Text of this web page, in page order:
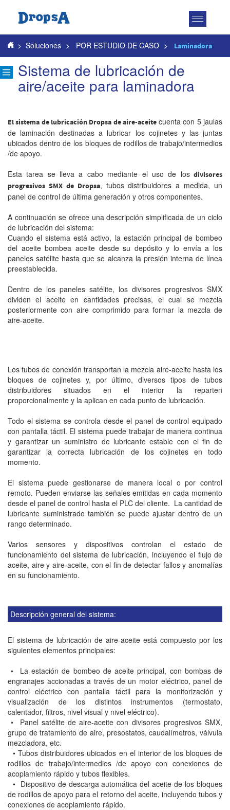
Toggle
> Soluciones > POR ESTUDIO DE CASO > Laminadora
Sistema de lubricación de
aire/aceite para laminadora
El sistema de lubricación Dropsa de aire-aceitecuenta con 5 jaulas
de laminación destinadas a lubricar los cojinetes y las juntas
ubicados dentro de los bloques de rodillos de trabajo/intermedios
/de apoyo.
Esta tarea se lleva a cabo mediante el uso de losdivisores
progresivos SMX de Dropsa, tubos distribuidores a medida, un
panel de control de última generación y otros componentes.
A continuación se ofrece una descripción simplificada de un ciclo
de lubricación del sistema:
Cuando el sistema está activo, la estación principal de bombeo
del aceite bombea aceite desde su depósito y lo envía a los
paneles satélite hasta que se alcanza la presión interna de línea
preestablecida.
Dentro de los paneles satélite, los divisores progresivos SMX
dividen el aceite en cantidades precisas, el cual se mezcla
posteriormente con aire comprimido para formar la mezcla de
aire-aceite.
Los tubos de conexión transportan la mezcla aire-aceite hasta los
bloques de cojinetes y, por último, diversos tipos de tubos
distribuidores situados en el interior la reparten
proporcionalmente y la aplican en cada punto de lubricación.
Todo el sistema se controla desde el panel de control equipado
con pantalla táctil. El sistema puede trabajar de manera continua
y garantizar un suministro de lubricante estable con el fin de
garantizar la correcta lubricación de los cojinetes en todo
momento.
El sistema puede gestionarse de manera local o por control
remoto. Pueden enviarse las señales emitidas en cada momento
desde el panel de control hasta el PLC del cliente. La cantidad de
lubricante suministrado también se puede ajustar dentro de un
rango determinado.
Varios sensores y dispositivos controlan el estado de
funcionamiento del sistema de lubricación, incluyendo el flujo de
aceite, aire y aire-aceite, con el fin de detectar fallos y anomalías
en su funcionamiento.
Descripción general del sistema:
El sistema de lubricación de aire-aceite está compuesto por los
siguientes elementos principales:
• La estación de bombeo de aceite principal, con bombas de
engranajes accionadas a través de un motor eléctrico, panel de
control eléctrico con pantalla táctil para la monitorización y
visualización de los distintos instrumentos (termostato,
calentador, filtros, nivel visual y nivel eléctrico).
• Panel satélite de aire-aceite con divisores progresivos SMX,
grupo de tratamiento de aire, presostatos, caudalímetros, válvula
mezcladora, etc.
• Tubos distribuidores ubicados en el interior de los bloques de
rodillos de trabajo/intermedios /de apoyo con conexiones de
acoplamiento rápido y tubos flexibles.
• Dispositivo de descarga automática del aceite de los bloques
de rodillos de apoyo para el retorno del aceite, incluyendo tubos y
conexiones de acoplamiento rápido.